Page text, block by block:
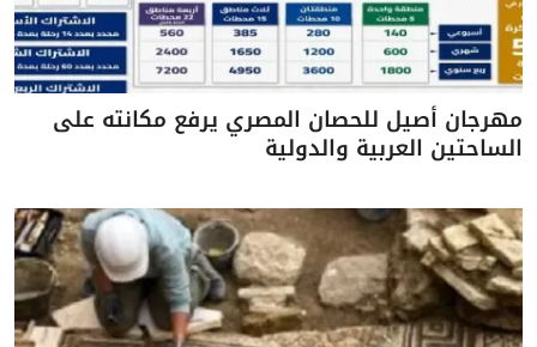
مهرجان أصيل للحصان المصري يرفع مكانته على
الساحتين العربية والدولية